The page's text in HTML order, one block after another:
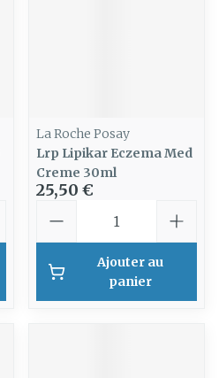
La Roche Posay
Lrp Lipikar Eczema Med
Creme 30ml
25,50 €
Ajouter au
panier